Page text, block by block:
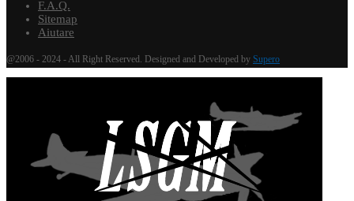
F.A.Q.
Sitemap
Aiutare
@2006 - 2024 - All Right Reserved. Designed and Developed by Supero